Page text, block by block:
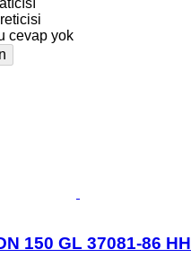
cevap yok
150 GL 37081-86 HH